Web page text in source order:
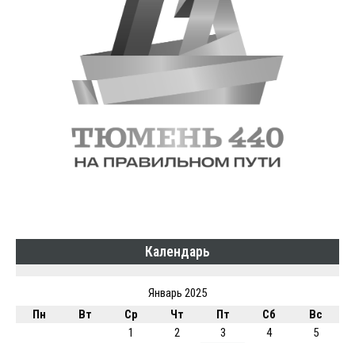
Календарь
Январь 2025
Пн
Вт Ср Чт Пт Сб
Вс
1
2 3 4
5